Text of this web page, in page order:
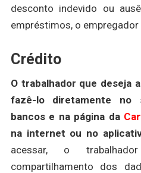
desconto indevido ou
empréstimos, o
Crédito
O trabalhador que deseja
fazê-lo diretamente no
bancos e na página da
na internet ou no
acessar, o
compartilhamento dos